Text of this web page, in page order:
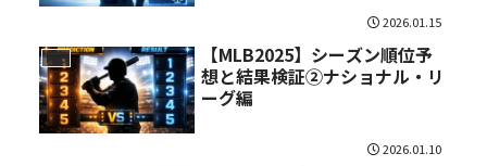
2026.01.15
MLB
【MLB2025】シーズン順位予
想と結果検証②ナショナル・リ
ーグ編
2026.01.10